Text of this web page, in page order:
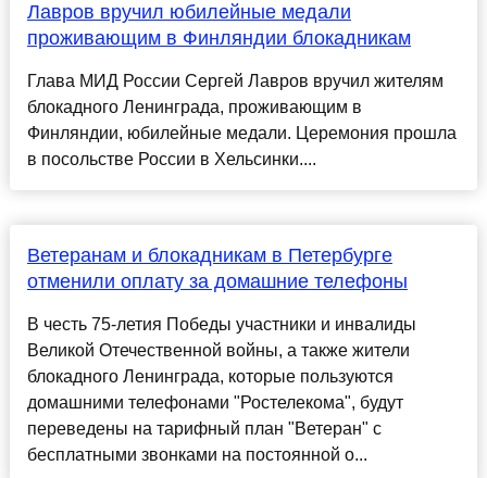
Лавров вручил юбилейные медали
проживающим в Финляндии блокадникам
Глава МИД России Сергей Лавров вручил жителям
блокадного Ленинграда, проживающим в
Финляндии, юбилейные медали. Церемония прошла
в посольстве России в Хельсинки....
Ветеранам и блокадникам в Петербурге
отменили оплату за домашние телефоны
В честь 75-летия Победы участники и инвалиды
Великой Отечественной войны, а также жители
блокадного Ленинграда, которые пользуются
домашними телефонами "Ростелекома", будут
переведены на тарифный план "Ветеран" с
бесплатными звонками на постоянной о...